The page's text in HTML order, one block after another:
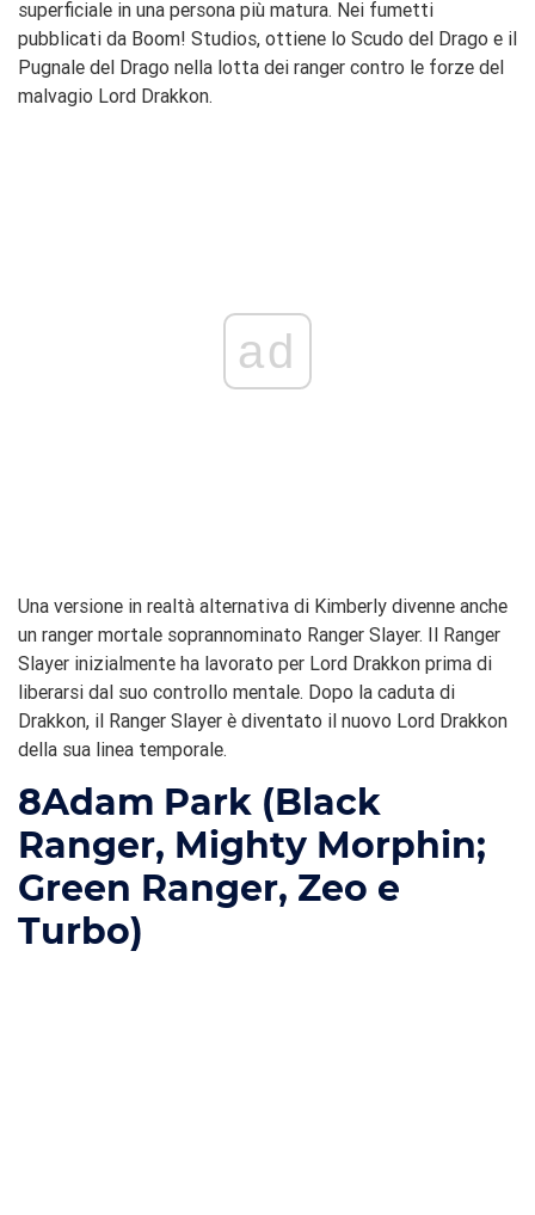
superficiale in una persona più matura. Nei fumetti
pubblicati da Boom! Studios, ottiene lo Scudo del Drago e il
Pugnale del Drago nella lotta dei ranger contro le forze del
malvagio Lord Drakkon.
ad
Una versione in realtà alternativa di Kimberly divenne anche
un ranger mortale soprannominato Ranger Slayer. Il Ranger
Slayer inizialmente ha lavorato per Lord Drakkon prima di
liberarsi dal suo controllo mentale. Dopo la caduta di
Drakkon, il Ranger Slayer è diventato il nuovo Lord Drakkon
della sua linea temporale.
8Adam Park (Black
Ranger, Mighty Morphin;
Green Ranger, Zeo e
Turbo)